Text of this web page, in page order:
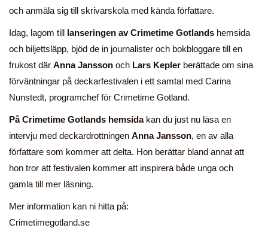
och anmäla sig till skrivarskola med kända författare.
Idag, lagom till lanseringen av Crimetime Gotlands hemsida
och biljettsläpp, bjöd de in journalister och bokbloggare till en
frukost där Anna Jansson och Lars Kepler berättade om sina
förväntningar på deckarfestivalen i ett samtal med Carina
Nunstedt, programchef för Crimetime Gotland.
På Crimetime Gotlands hemsidakan du just nu läsa en
intervju med deckardrottningen Anna Jansson, en av alla
författare som kommer att delta. Hon berättar bland annat att
hon tror att festivalen kommer att inspirera både unga och
gamla till mer läsning.
Mer information kan ni hitta på:
Crimetimegotland.se